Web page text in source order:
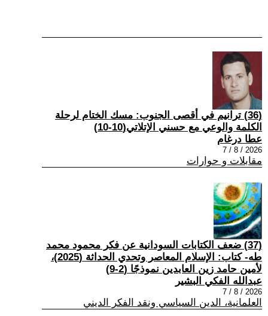
(36) ترانيم في أقصى الجنوب: مسك الختام لرحلة
الكلمة والوعي مع حسني الإتلاتي(10-10)
عطا درغام
2026 / 8 / 7
مقابلات و حوارات
(37) ضعف الكتابات السودانية عن فكر محمود محمد
طه- كتاب: الإسلام المعاصر وتحدي الحداثة (2025)،
لأمين حامد زين العابدين نموذجًا (2-9)
عبدالله الفكي البشير
2026 / 8 / 7
العلمانية، الدين السياسي ونقد الفكر الديني